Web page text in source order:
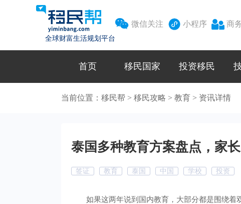
全球财富生活规划平台
 微信关注  小程序  商
首页 移民国家 投资移民
当前位置： 移民帮 > 移民攻略 > 教育 > 资讯详情
泰国多种教育方案盘点，家
签证 教育 泰国 中国 学校 投资
如果这两年说到国内教育，大部分都是围绕